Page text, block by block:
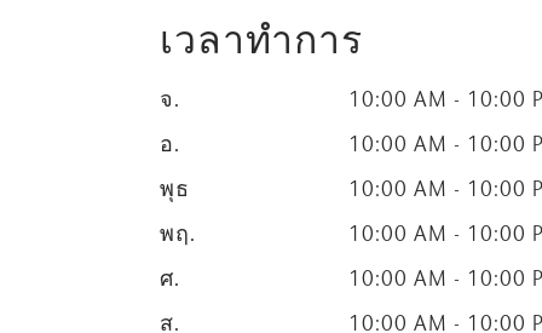
เวลาทำการ
จ.
10:00 AM - 10:00
อ.
10:00 AM - 10:00
พุธ
10:00 AM - 10:00
พฤ.
10:00 AM - 10:00
ศ.
10:00 AM - 10:00
ส.
10:00 AM - 10:00